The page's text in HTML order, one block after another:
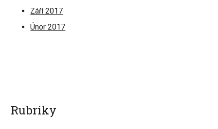
Září 2017
Únor 2017
Rubriky